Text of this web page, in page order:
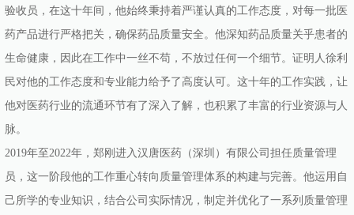
验收员，在这十年间，他始终秉持着严谨认真的工作态度，对每一批医
药产品进行严格把关，确保药品质量安全。他深知药品质量关乎患者的
生命健康，因此在工作中一丝不苟，不放过任何一个细节。证明人徐利
民对他的工作态度和专业能力给予了高度认可。这十年的工作实践，让
他对医药行业的流通环节有了深入了解，也积累了丰富的行业资源与人
脉。
2019年至2022年，郑刚进入汉唐医药（深圳）有限公司担任质量管理
员，这一阶段他的工作重心转向质量管理体系的构建与完善。他运用自
己所学的专业知识，结合公司实际情况，制定并优化了一系列质量管理